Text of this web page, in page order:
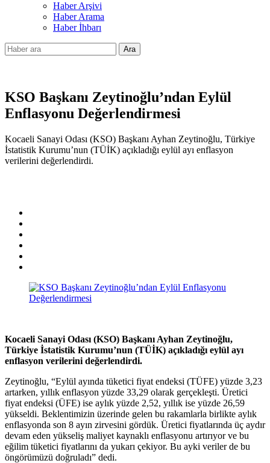
Haber Arşivi
Haber Arama
Haber İhbarı
Ara
KSO Başkanı Zeytinoğlu’ndan Eylül
Enflasyonu Değerlendirmesi
Kocaeli Sanayi Odası (KSO) Başkanı Ayhan Zeytinoğlu, Türkiye
İstatistik Kurumu’nun (TÜİK) açıkladığı eylül ayı enflasyon
verilerini değerlendirdi.
Kocaeli Sanayi Odası (KSO) Başkanı Ayhan Zeytinoğlu,
Türkiye İstatistik Kurumu’nun (TÜİK) açıkladığı eylül ayı
enflasyon verilerini değerlendirdi.
Zeytinoğlu, “Eylül ayında tüketici fiyat endeksi (TÜFE) yüzde 3,23
artarken, yıllık enflasyon yüzde 33,29 olarak gerçekleşti. Üretici
fiyat endeksi (ÜFE) ise aylık yüzde 2,52, yıllık ise yüzde 26,59
yükseldi. Beklentimizin üzerinde gelen bu rakamlarla birlikte aylık
enflasyonda son 8 ayın zirvesini gördük. Üretici fiyatlarında üç aydır
devam eden yükseliş maliyet kaynaklı enflasyonu artırıyor ve bu
eğilim tüketici fiyatlarını da yukarı çekiyor. Bu ayki veriler de bu
öngörümüzü doğruladı” dedi.